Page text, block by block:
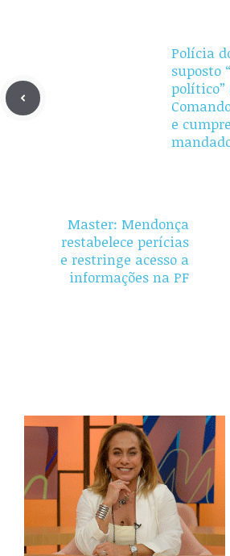
Polícia
suposto
político”
e
Master: Mendonça
restabelece perícias
e restringe acesso a
informações na PF